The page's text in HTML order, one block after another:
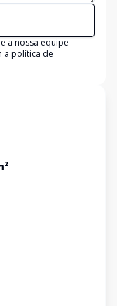
a nossa equipe
a política de